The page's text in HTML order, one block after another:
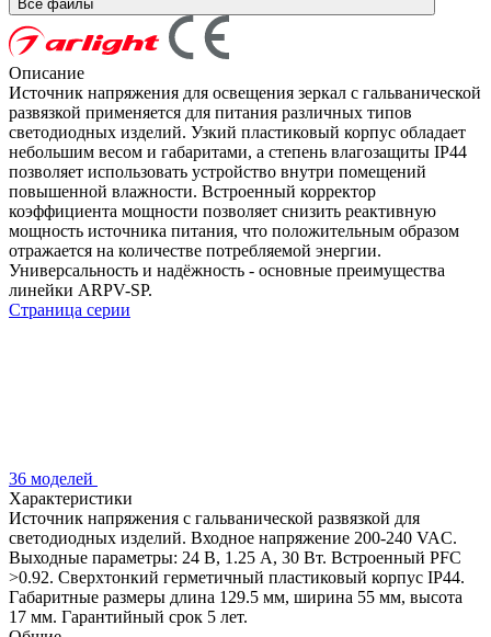
Все файлы
Описание
Источник напряжения для освещения зеркал с гальванической
развязкой применяется для питания различных типов
светодиодных изделий. Узкий пластиковый корпус обладает
небольшим весом и габаритами, а степень влагозащиты IP44
позволяет использовать устройство внутри помещений
повышенной влажности. Встроенный корректор
коэффициента мощности позволяет снизить реактивную
мощность источника питания, что положительным образом
отражается на количестве потребляемой энергии.
Универсальность и надёжность - основные преимущества
линейки ARPV-SP.
Страница серии
36 моделей
Характеристики
Источник напряжения с гальванической развязкой для
светодиодных изделий. Входное напряжение 200-240 VAC.
Выходные параметры: 24 В, 1.25 А, 30 Вт. Встроенный PFC
>0.92. Сверхтонкий герметичный пластиковый корпус IP44.
Габаритные размеры длина 129.5 мм, ширина 55 мм, высота
17 мм. Гарантийный срок 5 лет.